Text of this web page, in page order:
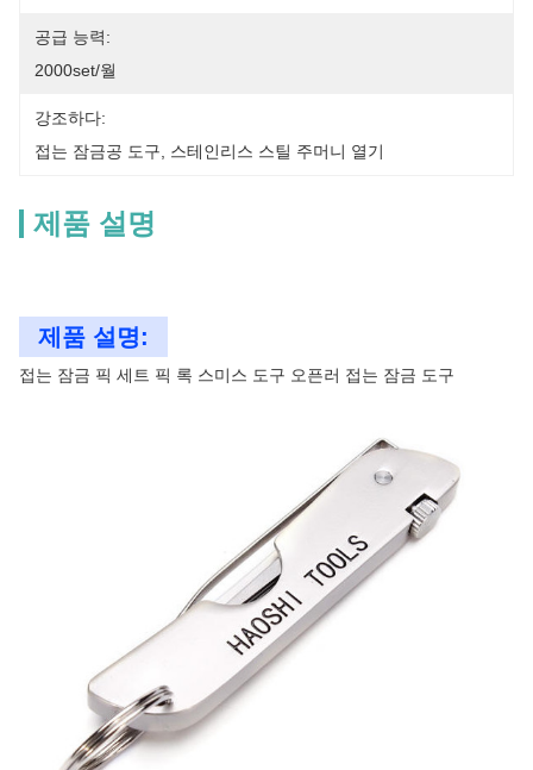
공급 능력:
2000set/월
강조하다:
접는 잠금공 도구
스테인리스 스틸 주머니 열기
제품 설명
제품 설명:
접는 잠금 픽 세트 픽 록 스미스 도구 오픈러 접는 잠금 도구